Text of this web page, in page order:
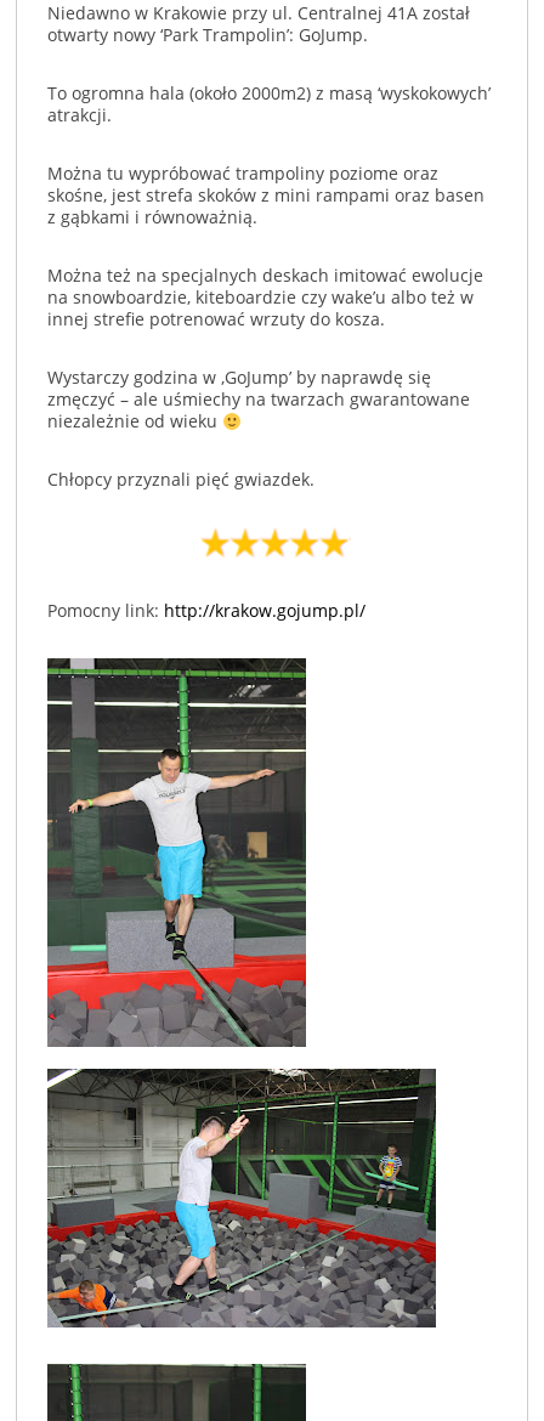
Niedawno w Krakowie przy ul. Centralnej 41A został
otwarty nowy ‘Park Trampolin’: GoJump.
To ogromna hala (około 2000m2) z masą ‘wyskokowych’
atrakcji.
Można tu wypróbować trampoliny poziome oraz
skośne, jest strefa skoków z mini rampami oraz basen
z gąbkami i równoważnią.
Można też na specjalnych deskach imitować ewolucje
na snowboardzie, kiteboardzie czy wake’u albo też w
innej strefie potrenować wrzuty do kosza.
Wystarczy godzina w ‚GoJump’ by naprawdę się
zmęczyć – ale uśmiechy na twarzach gwarantowane
niezależnie od wieku
Chłopcy przyznali pięć gwiazdek.
Pomocny link: http://krakow.gojump.pl/